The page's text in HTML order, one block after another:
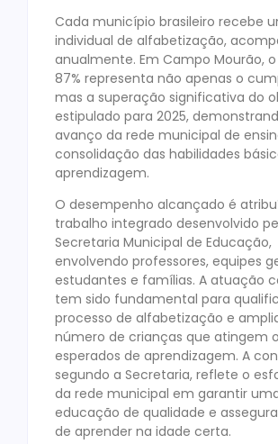
Cada município brasileiro recebe
individual de alfabetização,
anualmente. Em Campo Mourão,
87% representa não apenas o
mas a superação significativa do
estipulado para 2025,
avanço da rede municipal de
consolidação das habilidades
aprendizagem.
O desempenho alcançado é
trabalho integrado desenvolvido
Secretaria Municipal de Educação,
envolvendo professores, equipes
estudantes e famílias. A atuação
tem sido fundamental para
processo de alfabetização e
número de crianças que atingem
esperados de aprendizagem. A
segundo a Secretaria, reflete o
da rede municipal em garantir
educação de qualidade e
de aprender na idade certa.